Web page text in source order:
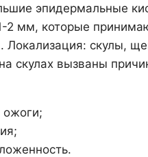
эпидермальные
2 мм, которые
скулы,
скулах вызваны
ожоги;